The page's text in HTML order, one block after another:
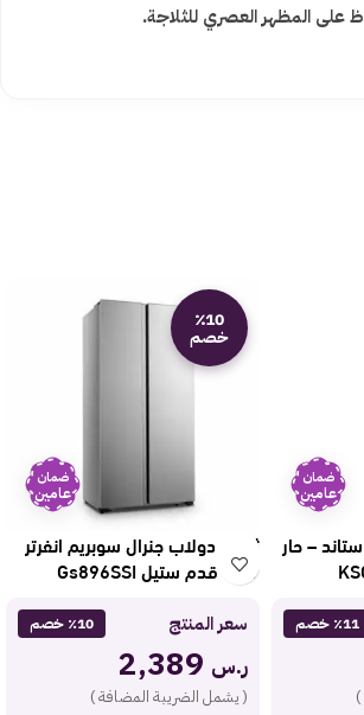
على المظهر العصري للثلاجة.
ضمان
عامين
– حار
٪11 خصم
٪10
خصم
ضمان
عامين
ثلاجة دولاب جنرال سوبريم انفرتر
17.9 قدم ستيل Gs896SSI
سعر المنتج ٪10 خصم
ر.س
( يشمل الضريبة المضافة )